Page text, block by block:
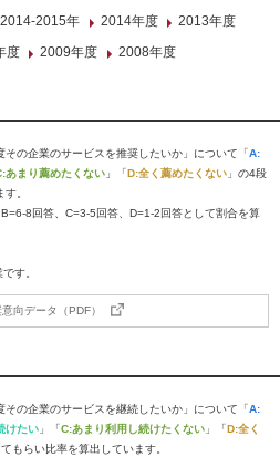
2014-2015年 2014年度
2013年度
度 2009年度 2008年度
の企業のサービスを推奨したいか」について「A:
あまり薦めたくない 」「D:全く薦めたくない 」の4段
。
8回答、C=3-5回答、D=1-2回答として割合を算
す。
向データ（PDF）
の企業のサービスを継続したいか」について「A:
けたい 」「C:あまり利用し続けたくない 」「D:全く
もらい比率を算出しています。